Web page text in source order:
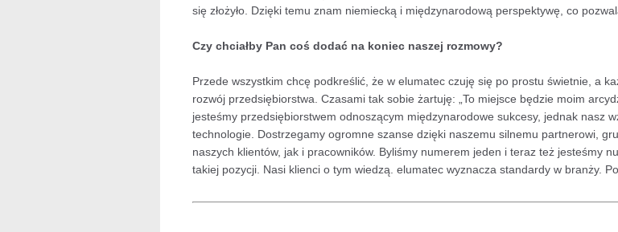
się złożyło. Dzięki temu znam niemiecką i międzynarodową perspektywę, co
Czy chciałby Pan coś dodać na koniec naszej rozmowy?
Przede wszystkim chcę podkreślić, że w elumatec czuję się po prostu świetnie, a
rozwój przedsiębiorstwa. Czasami tak sobie żartuję: „To miejsce będzie moim
jesteśmy przedsiębiorstwem odnoszącym międzynarodowe sukcesy, jednak nasz
technologie. Dostrzegamy ogromne szanse dzięki naszemu silnemu partnerowi,
naszych klientów, jak i pracowników. Byliśmy numerem jeden i teraz też jesteśmy
takiej pozycji. Nasi klienci o tym wiedzą. elumatec wyznacza standardy w branży.